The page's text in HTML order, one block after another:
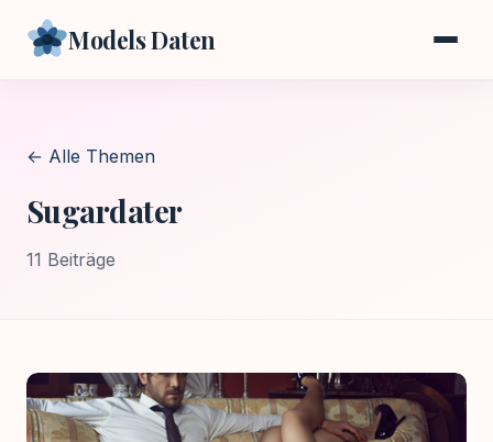
Models Daten
← Alle Themen
Sugardater
11 Beiträge